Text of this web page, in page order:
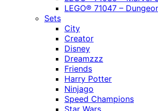
LEGO® 71047 –
Sets
City
Creator
Disney
Dreamzzz
Friends
Harry Potter
Ninjago
Speed Champions
Star Wars